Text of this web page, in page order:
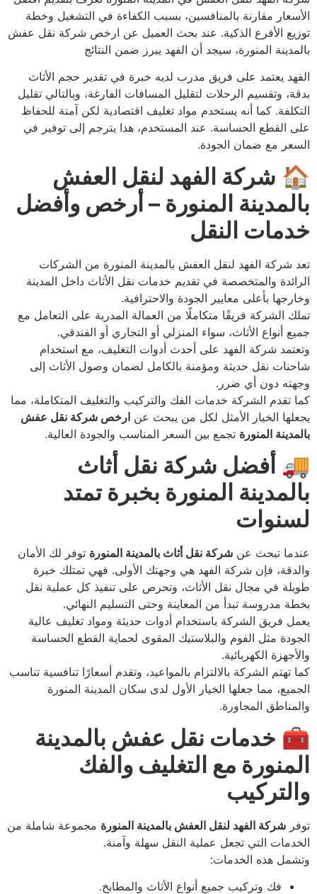
الأسعار مقارنة بالمنافسين، بسبب الكفاءة في التشغيل وخطة
توزيع الأفرع الذكية. عند بحث العميل عن ارخص شركة نقل عفش
بالمدينة المنورة، سيجد أن الفهد يبرز ضمن النتائج
الفهد يعتمد على فريق مدرب لديه خبرة في تقدير حجم الأثاث
بدقة، وتقسيم الرحلات لتقليل المسافات الفارغة، وبالتالي تقليل
التكلفة. كما أنه يستخدم مواد تغليف اقتصادية لكن آمنة للحفاظ
على القطع الحساسة. عند المستخدم، هذا يترجم إلى توفير في
السعر مع ضمان الجودة.
🏠 شركة الفهد لنقل العفش
بالمدينة المنورة – أرخص وأفضل
خدمات النقل
تعد شركة الفهد لنقل العفش بالمدينة المنورة من الشركات
الرائدة والمتخصصة في تقديم خدمات نقل الأثاث داخل المدينة
وخارجها بأعلى معايير الجودة والاحترافية.
تملك الشركة فريقًا متكاملًا من العمالة المدربة على التعامل مع
جميع أنواع الأثاث، سواء المنزلي أو التجاري أو الفندقي.
وتعتمد شركة الفهد على أحدث أدوات التغليف، مع استخدام
شاحنات نقل حديثة ومؤمنة بالكامل لضمان وصول الأثاث إلى
وجهته دون أي ضرر.
كما تقدم الشركة خدمات الفك والتركيب والتغليف المتكاملة، مما
يجعلها الخيار الأمثل لكل من يبحث عن ارخص شركة نقل عفش
بالمدينة المنورة تجمع بين السعر المناسب والجودة العالية.
🚚 أفضل شركة نقل أثاث
بالمدينة المنورة بخبرة تمتد
لسنوات
عندما تبحث عن شركة نقل أثاث بالمدينة المنورة توفر لك الأمان
والدقة، فإن شركة الفهد هي وجهتك الأولى. فهي تمتلك خبرة
طويلة في مجال نقل الأثاث، وتحرص على تنفيذ كل عملية نقل
بخطة مدروسة تبدأ من المعاينة وحتى التسليم النهائي.
يعمل فريق الشركة باستخدام أدوات حديثة ومواد تغليف عالية
الجودة مثل الفوم والبلاستيك المقوى لحماية القطع الحساسة
والأجهزة الكهربائية.
كما تهتم الشركة بالالتزام بالمواعيد، وتقدم أسعارًا تنافسية تناسب
الجميع، مما جعلها الخيار الأول لدى سكان المدينة المنورة
والمناطق المجاورة.
🧰 خدمات نقل عفش بالمدينة
المنورة مع التغليف والفك
والتركيب
توفر شركة الفهد لنقل العفش بالمدينة المنورة مجموعة شاملة من
الخدمات التي تجعل عملية النقل سهلة وآمنة.
وتشمل هذه الخدمات:
فك وتركيب جميع أنواع الأثاث والمطابخ.